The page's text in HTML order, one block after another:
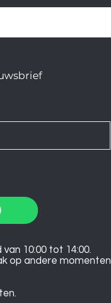
10:00 tot 14:00.
op andere momenten